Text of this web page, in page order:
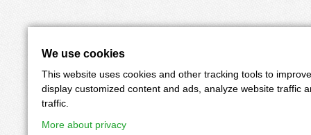
We use cookies
This website uses cookies and other tracking tools to
display customized content and ads, analyze website traffic
traffic.
More about privacy